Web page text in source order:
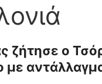
ζήτησε ο
με